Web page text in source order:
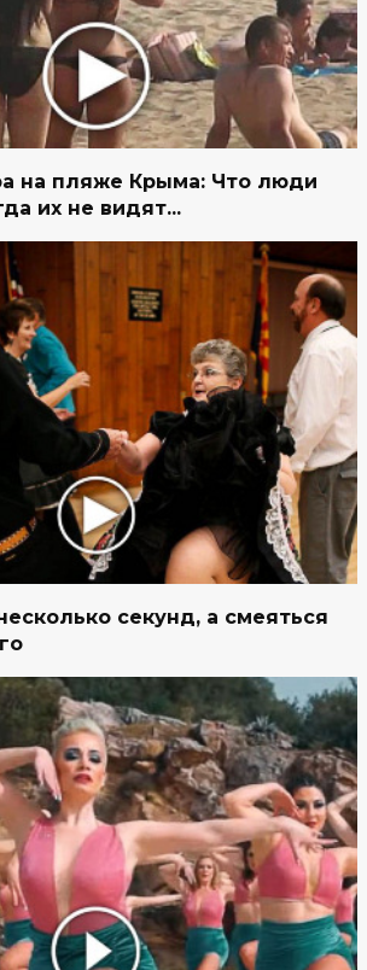
на пляже Крыма: Что люди
их не видят...
секунд, а смеяться